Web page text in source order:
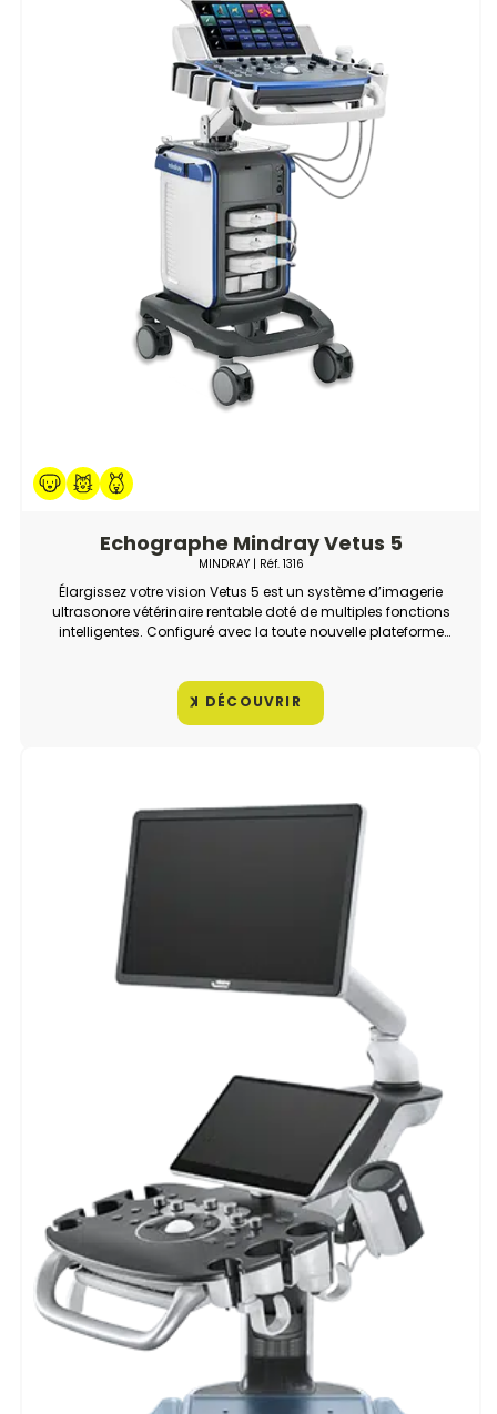
Echographe Mindray Vetus 5
MINDRAY| Réf. 1316
Élargissez votre vision Vetus 5 est un système d’imagerie
ultrasonore vétérinaire rentable doté de multiples fonctions
intelligentes. Configuré avec la toute nouvelle plateforme
DÉCOUVRIR